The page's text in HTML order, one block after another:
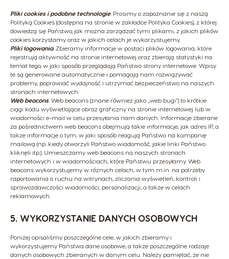
Pliki cookies i podobne technologie. Prosimy o zapoznanie się z naszą
Polityką Cookies (dostępna na stronie w zakładce Polityka Cookies), z której
dowiedzą się Państwo, jak można zarządzać tymi plikami, z jakich plików
cookies korzystamy oraz w jakich celach je wykorzystujemy.
Pliki logowania. Zbieramy informacje w postaci plików logowania, które
rejestrują aktywność na stronie internetowej oraz zbierają statystyki na
temat tego, w jaki sposób przeglądają Państwo strony internetowe. Wpisy
te są generowane automatycznie i pomagają nam rozwiązywać
problemy, poprawiać wydajność i utrzymać bezpieczeństwo na naszych
stronach internetowych.
Web beacons. Web beacons (znane również jako „web bugi”) to krótkie
ciągi kodu wyświetlające obraz graficzny na stronie internetowej lub w
wiadomości e-mail w celu przesyłania nam danych. Informacje zbierane
za pośrednictwem web beacons obejmują takie informacje, jak adres IP, a
także informacje o tym, w jaki sposób reagują Państwo na kampanię
mailową (np. kiedy otworzyli Państwo wiadomość, jakie linki Państwo
kliknęli itp.). Umieszczamy web beacons na naszych stronach
internetowych i w wiadomościach, które Państwu przesyłamy. Web
beacons wykorzystujemy w różnych celach, w tym m.in. na potrzeby
raportowania o ruchu na witrynach, zliczania wyświetleń, kontroli i
sprawozdawczości wiadomości, personalizacji, a także w celach
reklamowych.
5. WYKORZYSTANIE DANYCH OSOBOWYCH
Poniżej opisaliśmy poszczególne cele, w jakich zbieramy i
wykorzystujemy Państwa dane osobowe, a także poszczególne rodzaje
danych osobowych zbieranych w danym celu. Należy pamiętać, że nie